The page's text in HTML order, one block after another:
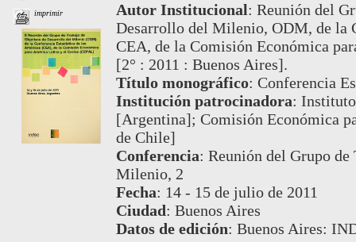
imprimir Autor Institucional: Reunión del
Desarrollo del Milenio, ODM, de la
CEA, de la Comisión Económica
[2° : 2011 : Buenos Aires].
Título monográfico: Conferencia
Institución patrocinadora:
[Argentina]; Comisión Económica
de Chile]
Conferencia: Reunión del Grupo
Milenio, 2
Fecha: 14 - 15 de julio de 2011
Ciudad: Buenos Aires
Datos de edición: Buenos Aires: